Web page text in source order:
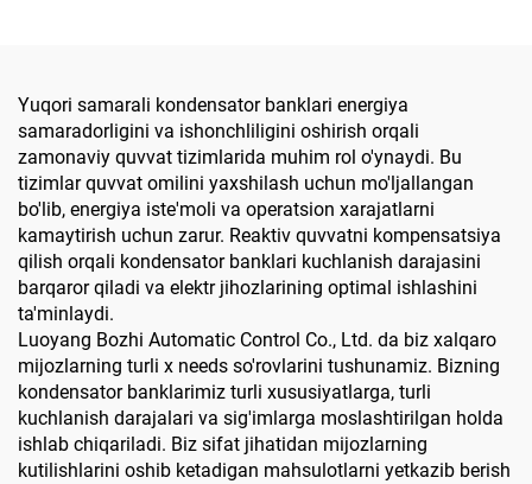
Yuqori samarali kondensator banklari energiya
samaradorligini va ishonchliligini oshirish orqali
zamonaviy quvvat tizimlarida muhim rol o'ynaydi. Bu
tizimlar quvvat omilini yaxshilash uchun mo'ljallangan
bo'lib, energiya iste'moli va operatsion xarajatlarni
kamaytirish uchun zarur. Reaktiv quvvatni kompensatsiya
qilish orqali kondensator banklari kuchlanish darajasini
barqaror qiladi va elektr jihozlarining optimal ishlashini
ta'minlaydi.
Luoyang Bozhi Automatic Control Co., Ltd. da biz xalqaro
mijozlarning turli x needs so'rovlarini tushunamiz. Bizning
kondensator banklarimiz turli xususiyatlarga, turli
kuchlanish darajalari va sig'imlarga moslashtirilgan holda
ishlab chiqariladi. Biz sifat jihatidan mijozlarning
kutilishlarini oshib ketadigan mahsulotlarni yetkazib berish